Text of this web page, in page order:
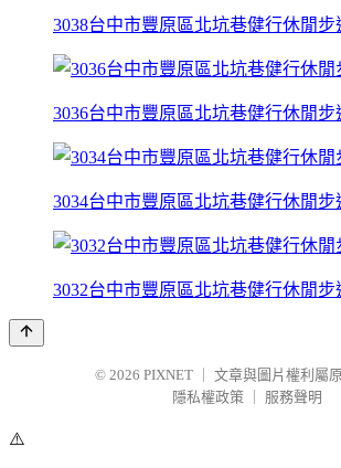
3038台中市豐原區北坑巷健行休閒步
3036台中市豐原區北坑巷健行休閒步
3034台中市豐原區北坑巷健行休閒步
3032台中市豐原區北坑巷健行休閒步
© 2026 PIXNET
文章與圖片權利屬
隱私權政策
服務聲明
⚠️